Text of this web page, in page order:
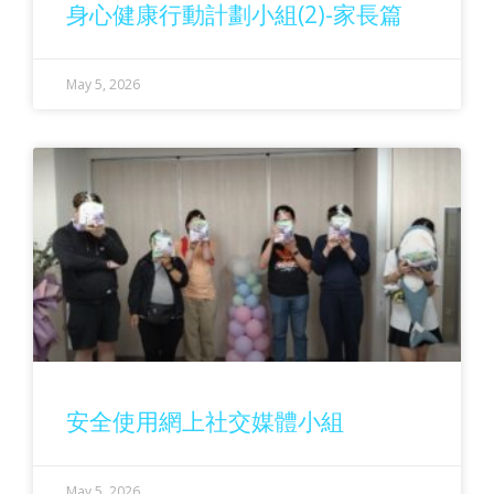
身心健康行動計劃小組(2)-家長篇
May 5, 2026
安全使用網上社交媒體小組